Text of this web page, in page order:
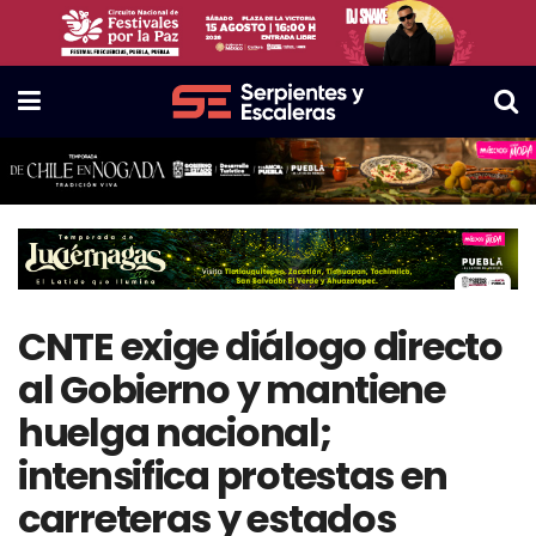
CNTE exige diálogo directo
al Gobierno y mantiene
huelga nacional;
intensifica protestas en
carreteras y estados